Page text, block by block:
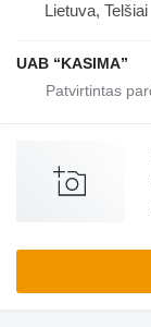
Lietuva, Telšiai
UAB “KASIMA”